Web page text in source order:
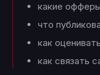
какие
что
как
как связать